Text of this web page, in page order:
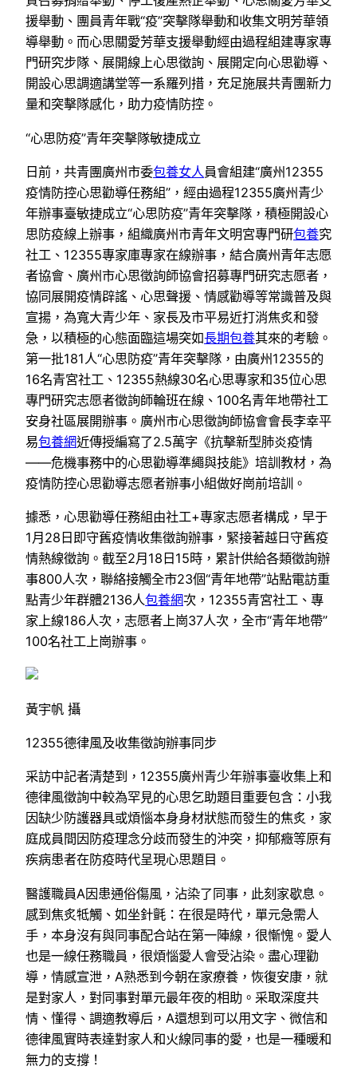
援舉動、團員青年戰“疫”突擊隊舉動和收集文明芳華領
導舉動。而心思關愛芳華支援舉動經由過程組建專家專
門研究步隊、展開線上心思徵詢、展開定向心思勸導、
開設心思調適講堂等一系羅列措，充足施展共青團新力
量和突擊隊感化，助力疫情防控。
“心思防疫”青年突擊隊敏捷成立
日前，共青團廣州市委包養女人 員會組建“廣州12355
疫情防控心思勸導任務組”，經由過程12355廣州青少
年辦事臺敏捷成立“心思防疫”青年突擊隊，積極開設心
思防疫線上辦事，組織廣州市青年文明宮專門研包養究
社工、12355專家庫專家在線辦事，結合廣州青年志愿
者協會、廣州市心思徵詢師協會招募專門研究志愿者，
協同展開疫情辟謠、心思聲援、情感勸導等常識普及與
宣揚，為寬大青少年、家長及市平易近打消焦炙和發
急，以積極的心態面臨這場突如長期包養其來的考驗。
第一批181人“心思防疫”青年突擊隊，由廣州12355的
16名青宮社工、12355熱線30名心思專家和35位心思
專門研究志愿者徵詢師輪班在線、100名青年地帶社工
安身社區展開辦事。廣州市心思徵詢師協會會長李幸平
易包養網近傳授編寫了2.5萬字《抗擊新型肺炎疫情
——危機事務中的心思勸導準繩與技能》培訓教材，為
疫情防控心思勸導志愿者辦事小組做好崗前培訓。
據悉，心思勸導任務組由社工+專家志愿者構成，早于
1月28日即守舊疫情收集徵詢辦事，緊接著越日守舊疫
情熱線徵詢。截至2月18日15時，累計供給各類徵詢辦
事800人次，聯絡接觸全市23個“青年地帶”站點電訪重
點青少年群體2136人包養網次，12355青宮社工、專
家上線186人次，志愿者上崗37人次，全市“青年地帶”
100名社工上崗辦事。
黃宇帆 攝
12355德律風及收集徵詢辦事同步
采訪中記者清楚到，12355廣州青少年辦事臺收集上和
德律風徵詢中較為罕見的心思乞助題目重要包含：小我
因缺少防護器具或煩惱本身身材狀態而發生的焦炙，家
庭成員間因防疫理念分歧而發生的沖突，抑郁癥等原有
疾病患者在防疫時代呈現心思題目。
醫護職員A因患通俗傷風，沾染了同事，此刻家歇息。
感到焦炙牴觸、如坐針氈：在很是時代，單元急需人
手，本身沒有與同事配合站在第一陣線，很慚愧。愛人
也是一線任務職員，很煩惱愛人會受沾染。盡心理勸
導，情感宣泄，A熟悉到今朝在家療養，恢復安康，就
是對家人，對同事對單元最年夜的相助。采取深度共
情、懂得、調適教導后，A還想到可以用文字、微信和
德律風實時表達對家人和火線同事的愛，也是一種暖和
無力的支撐！